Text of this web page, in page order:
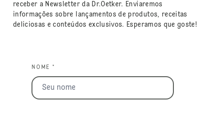
receber a Newsletter da Dr.Oetker. Enviaremos
informações sobre lançamentos de produtos, receitas
deliciosas e conteúdos exclusivos. Esperamos que goste!
NOME *